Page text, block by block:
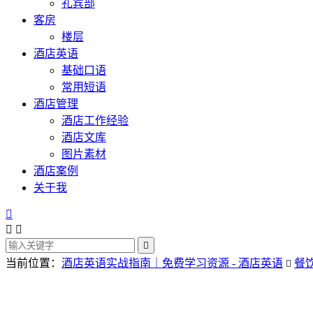
礼宾部
客房
楼层
酒店英语
基础口语
常用短语
酒店管理
酒店工作经验
酒店文库
图片素材
酒店案例
关于我

 

当前位置： 酒店英语实战指南｜免费学习资源 - 酒店英语  餐